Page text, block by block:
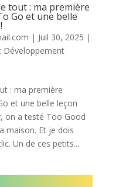
tout : ma première
Go et une belle
| Juil 30, 2025 |
Développement
: ma première
et une belle leçon
on a testé Too Good
maison. Et je dois
Un de ces petits...